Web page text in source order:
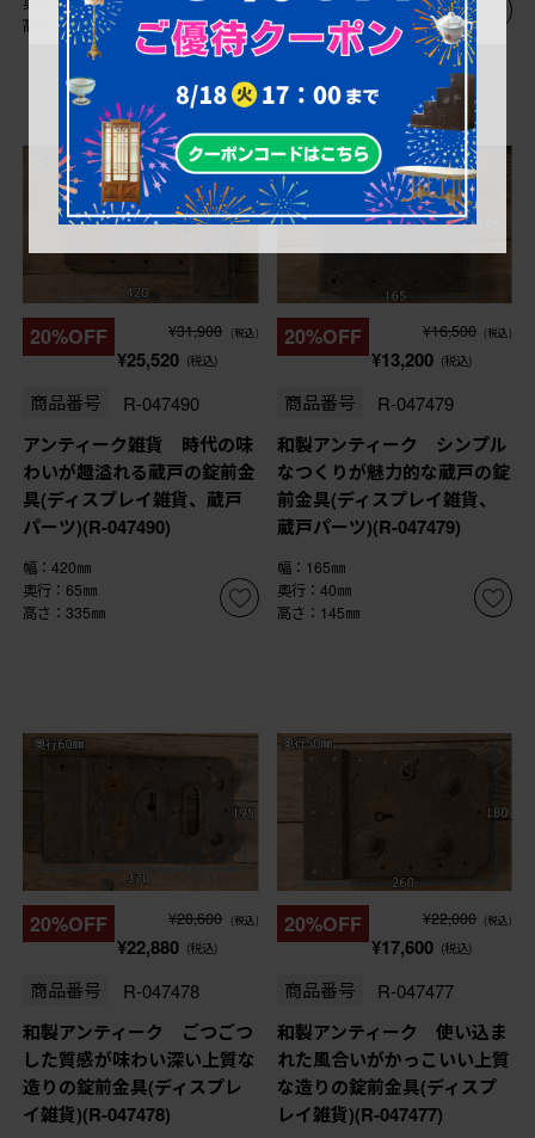
高さ：480㎜
高さ：280㎜
20%OFF ¥31,900 (税込)
¥25,520 (税込)
商品番号 R-047490
アンティーク雑貨 時代の味
わいが趣溢れる蔵戸の錠前金
具(ディスプレイ雑貨、蔵戸
パーツ)(R-047490)
幅：420㎜
奥行：65㎜
高さ：335㎜
20%OFF ¥16,500 (税込)
¥13,200 (税込)
商品番号 R-047479
和製アンティーク シンプル
なつくりが魅力的な蔵戸の錠
前金具(ディスプレイ雑貨、
蔵戸パーツ)(R-047479)
幅：165㎜
奥行：40㎜
高さ：145㎜
20%OFF ¥28,600 (税込)
¥22,880 (税込)
商品番号 R-047478
和製アンティーク ごつごつ
した質感が味わい深い上質な
造りの錠前金具(ディスプレ
イ雑貨)(R-047478)
20%OFF ¥22,000 (税込)
¥17,600 (税込)
商品番号 R-047477
和製アンティーク 使い込ま
れた風合いがかっこいい上質
な造りの錠前金具(ディスプ
レイ雑貨)(R-047477)